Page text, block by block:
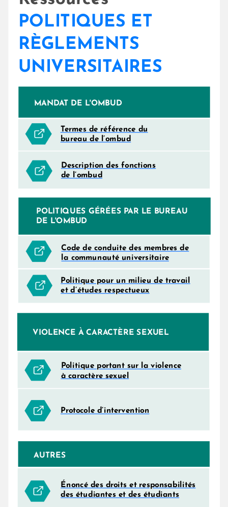
INDÉPENDANCE
POLITIQUES ET
RÈGLEMENTS
UNIVERSITAIRES
MANDAT DE L'OMBUD
Termes de référence du
bureau de l’ombud
Description des fonctions
de l’ombud
Code de conduite des membres de
la communauté universitaire
Politique pour un milieu de travail
et d’études respectueux
Politique portant sur la violence
à caractère sexuel
Protocole d’intervention
Énoncé des droits et responsabilités
des étudiantes et des étudiants
POLITIQUES GÉRÉES PAR LE BUREAU
DE L'OMBUD
VIOLENCE À CARACTÈRE SEXUEL
AUTRES